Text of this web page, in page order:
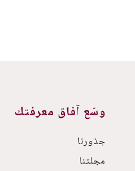
وسّع آفاق معرفتك
جذورنا
مجلتنا